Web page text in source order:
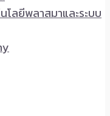
โลยีพลาสมาและระบบ